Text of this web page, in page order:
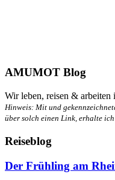
AMUMOT Blog
Wir leben, reisen & arbeiten
Hinweis: Mit und
über solch einen Link, erhalte
Reiseblog
Der Frühling am